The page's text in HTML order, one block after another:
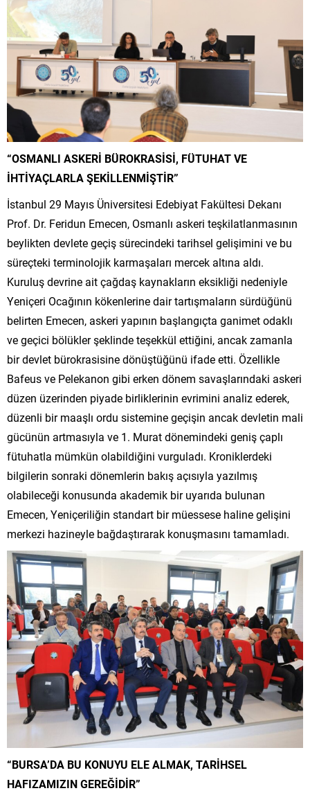
“OSMANLI ASKERİ BÜROKRASİSİ, FÜTUHAT VE
İHTİYAÇLARLA ŞEKİLLENMİŞTİR”
İstanbul 29 Mayıs Üniversitesi Edebiyat Fakültesi Dekanı
Prof. Dr. Feridun Emecen, Osmanlı askeri teşkilatlanmasının
beylikten devlete geçiş sürecindeki tarihsel gelişimini ve bu
süreçteki terminolojik karmaşaları mercek altına aldı.
Kuruluş devrine ait çağdaş kaynakların eksikliği nedeniyle
Yeniçeri Ocağının kökenlerine dair tartışmaların sürdüğünü
belirten Emecen, askeri yapının başlangıçta ganimet odaklı
ve geçici bölükler şeklinde teşekkül ettiğini, ancak zamanla
bir devlet bürokrasisine dönüştüğünü ifade etti. Özellikle
Bafeus ve Pelekanon gibi erken dönem savaşlarındaki askeri
düzen üzerinden piyade birliklerinin evrimini analiz ederek,
düzenli bir maaşlı ordu sistemine geçişin ancak devletin mali
gücünün artmasıyla ve 1. Murat dönemindeki geniş çaplı
fütuhatla mümkün olabildiğini vurguladı. Kroniklerdeki
bilgilerin sonraki dönemlerin bakış açısıyla yazılmış
olabileceği konusunda akademik bir uyarıda bulunan
Emecen, Yeniçeriliğin standart bir müessese haline gelişini
merkezi hazineyle bağdaştırarak konuşmasını tamamladı.
“BURSA’DA BU KONUYU ELE ALMAK, TARİHSEL
HAFIZAMIZIN GEREĞİDİR”